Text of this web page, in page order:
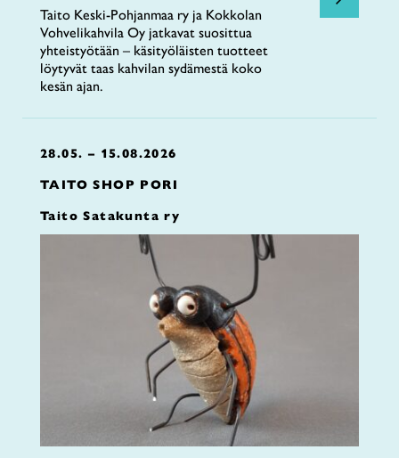
Taito Keski-Pohjanmaa ry ja Kokkolan
Vohvelikahvila Oy jatkavat suosittua
yhteistyötään – käsityöläisten tuotteet
löytyvät taas kahvilan sydämestä koko
kesän ajan.
28.05. – 15.08.2026
TAITO SHOP PORI
Taito Satakunta ry